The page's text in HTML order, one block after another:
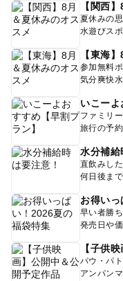
【関西
夏休みの
水遊びス
【東海
参加無料
気分爽快
いこーよ
ファミリ
旅行の予
水分補給
直飲みし
何日後ま
お得い
早い者勝
発売日や
【子供
パウ・パ
アンパン